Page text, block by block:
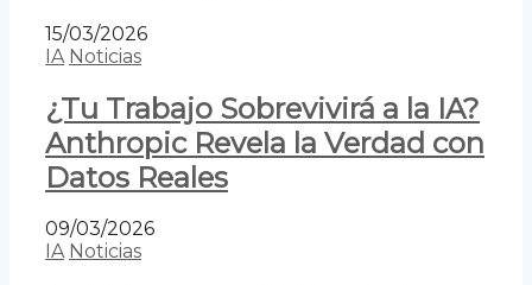
15/03/2026
IA Noticias
¿Tu Trabajo Sobrevivirá a la IA?
Anthropic Revela la Verdad con
Datos Reales
09/03/2026
IA Noticias